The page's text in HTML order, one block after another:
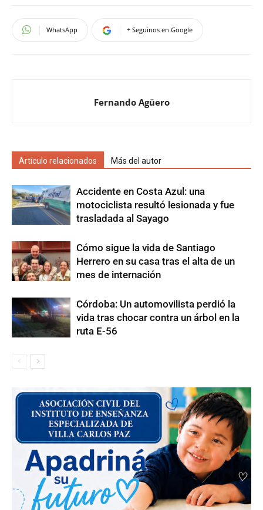
WhatsApp + Seguinos en Google
Fernando Agüero
Artículo relacionados Más del autor
Accidente en Costa Azul: una
motociclista resultó lesionada y fue
trasladada al Sayago
Cómo sigue la vida de Santiago
Herrero en su casa tras el alta de un
mes de internación
Córdoba: Un automovilista perdió la
vida tras chocar contra un árbol en la
ruta E-56